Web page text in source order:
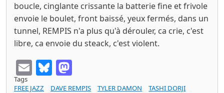
boucle, cinglante crissante la batterie fine et frivole
envoie le boulet, front baissé, yeux fermés, dans un
tunnel, REMPIS n'a plus qu'à dérouler, ca crie, c'est
libre, ca envoie du steack, c'est violent.
EmailBluesky
Tags
FREE JAZZ
DAVE REMPIS TYLER DAMON
TASHI DORJI